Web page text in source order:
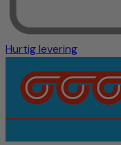
Hurtig levering